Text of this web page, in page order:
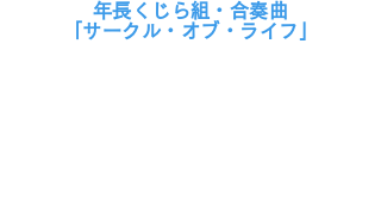
年長くじら組・合奏曲
「サークル・オブ・ライフ」